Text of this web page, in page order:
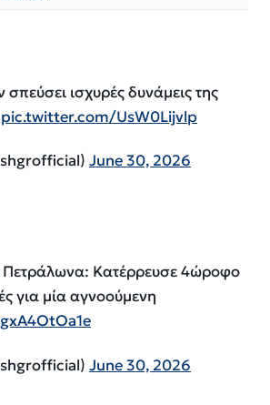
σπεύσει ισχυρές δυνάμεις της
pic.twitter.com/UsW0Lijvlp
June 30, 2026
Πετράλωνα: Κατέρρευσε 4ώροφο
για μία αγνοούμενη
June 30, 2026